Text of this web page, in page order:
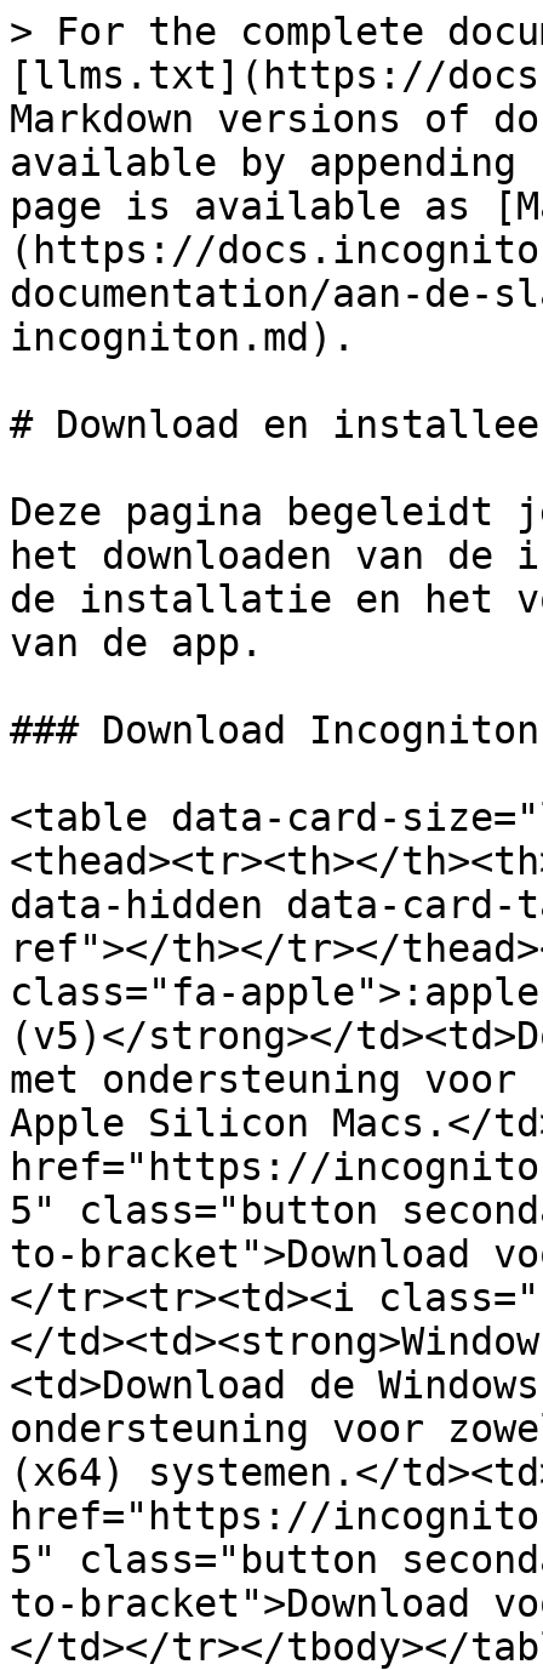
> For the complete
[llms.txt](https://
Markdown versions of
available by
page is available as
(https://
documentation/aan-de-
incogniton.md).
# Download en
Deze pagina begeleidt
het downloaden van
de installatie en het
van de app.
### Download Incogniton
<table data-card-
<thead><tr><th></
data-hidden data-
ref"></th></tr></
class="fa-
(v5)</strong></
met ondersteuning
Apple Silicon Macs.</
href="https://
5" class="button
to-bracket">Download
</tr><tr><td><i
</
<td>Download de
ondersteuning voor
(x64) systemen.</
href="https://
5" class="button
to-bracket">Download
</td></tr></tbody></